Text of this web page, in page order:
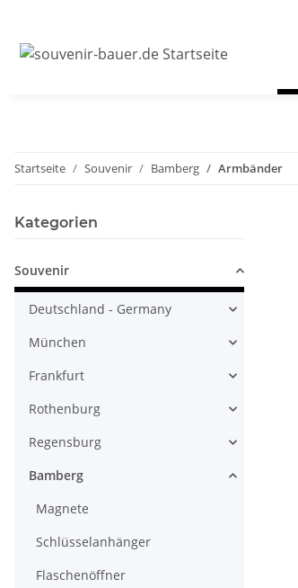
Startseite Souvenir Bamberg Armbänder
Kategorien
Souvenir
Deutschland - Germany
München
Frankfurt
Rothenburg
Regensburg
Bamberg
Magnete
Schlüsselanhänger
Flaschenöffner